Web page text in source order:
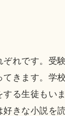
ぞれです。受
てきます。学
する生徒もい
好きな小説を